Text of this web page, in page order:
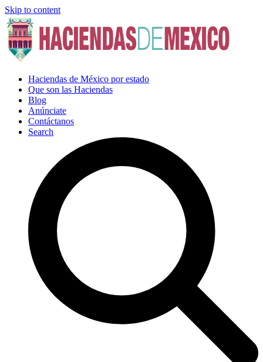
Skip to content
Haciendas de México por estado
Que son las Haciendas
Blog
Anúnciate
Contáctanos
Search